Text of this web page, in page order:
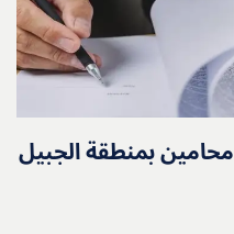
محامي الجبيل من اقوى 3 محامين بمنطقة الجبيل